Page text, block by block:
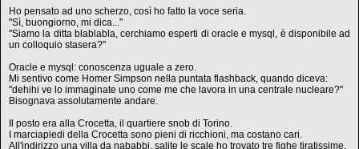
Ho pensato ad uno scherzo, così ho fatto la voce seria.
"Sì, buongiorno, mi dica..."
"Siamo la ditta blablabla, cerchiamo esperti di oracle e mysql, è disponibile ad
un colloquio stasera?"
Oracle e mysql: conoscenza uguale a zero.
Mi sentivo come Homer Simpson nella puntata flashback, quando diceva:
"dehihi ve lo immaginate uno come me che lavora in una centrale nucleare?"
Bisognava assolutamente andare.
Il posto era alla Crocetta, il quartiere snob di Torino.
I marciapiedi della Crocetta sono pieni di ricchioni, ma costano cari.
All'indirizzo una villa da nababbi, salite le scale ho trovato tre fighe tiratissime.